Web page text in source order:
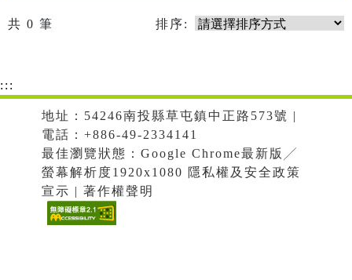
共 0 筆 排序:
:::
地址：54246南投縣草屯鎮中正路573號 |
電話：+886-49-2334141
最佳瀏覽狀態：Google Chrome最新版╱
螢幕解析度1920x1080 隱私權及安全政策
宣示 | 著作權聲明